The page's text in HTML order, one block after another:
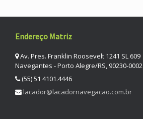
Endereço Matriz
Av. Pres. Franklin Roosevelt 1241 SL 609
Navegantes - Porto Alegre/RS, 90230-0002
(55) 51 4101.4446
lacador@lacadornavegacao.com.br